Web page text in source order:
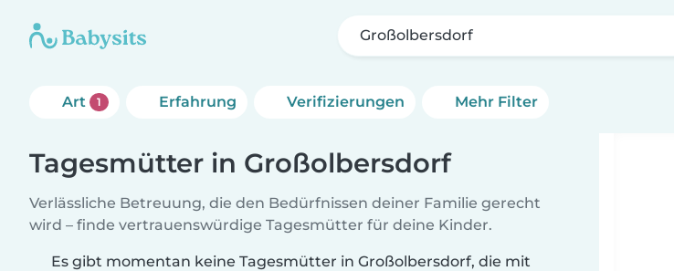
Großolbersdorf
Art 1 Erfahrung Verifizierungen Mehr Filter
Tagesmütter in Großolbersdorf
Verlässliche Betreuung, die den Bedürfnissen deiner Familie gerecht
wird – finde vertrauenswürdige Tagesmütter für deine Kinder.
Es gibt momentan keine Tagesmütter in Großolbersdorf, die mit